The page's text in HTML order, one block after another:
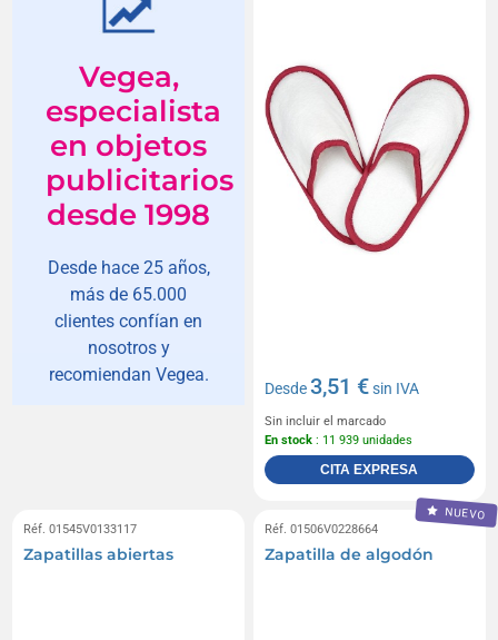
Vegea,
especialista
en objetos
publicitarios
desde 1998
Desde hace 25 años,
más de 65.000
clientes confían en
nosotros y
recomiendan Vegea.
Desde3,51 €sin IVA
Sin incluir el marcado
En stock : 11 939 unidades
CITA EXPRESA
Réf. 01545V0133117
Zapatillas abiertas
NUEVO
Réf. 01506V0228664
Zapatilla de algodón